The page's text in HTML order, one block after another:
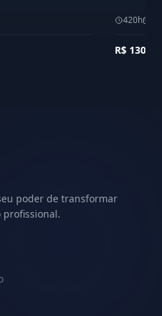
420h
R$ 130,00
poder de transformar
profissional.